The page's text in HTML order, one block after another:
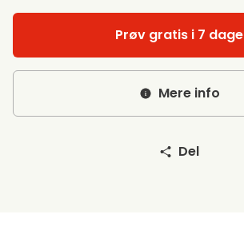
Prøv gratis i 7 dage
Mere info
Del